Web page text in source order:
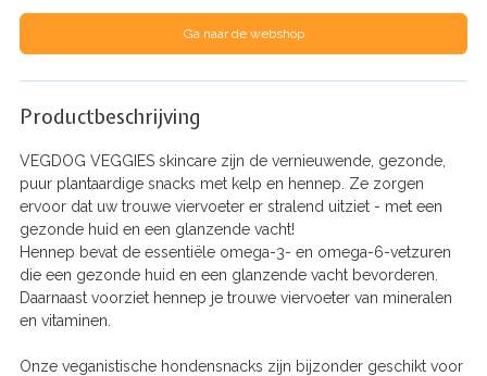
Ga naar de webshop
Productbeschrijving
VEGDOG VEGGIES skincare zijn de vernieuwende, gezonde,
puur plantaardige snacks met kelp en hennep. Ze zorgen
ervoor dat uw trouwe viervoeter er stralend uitziet - met een
gezonde huid en een glanzende vacht!
Hennep bevat de essentiële omega-3- en omega-6-vetzuren
die een gezonde huid en een glanzende vacht bevorderen.
Daarnaast voorziet hennep je trouwe viervoeter van mineralen
en vitaminen.
Onze veganistische hondensnacks zijn bijzonder geschikt voor